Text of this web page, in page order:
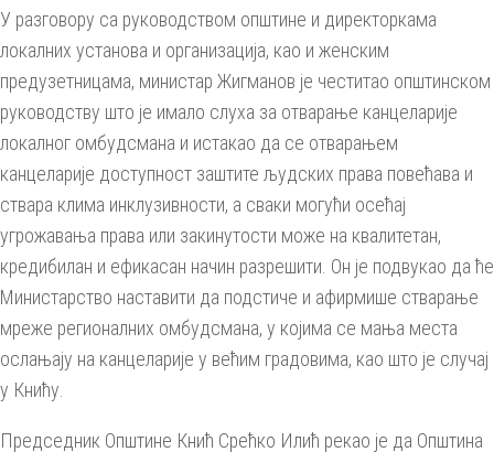
У разговору са руководством општине и директоркама
локалних установа и организација, као и женским
предузетницама, министар Жигманов је честитао општинском
руководству што је имало слуха за отварање канцеларије
локалног омбудсмана и истакао да се отварањем
канцеларије доступност заштите људских права повећава и
ствара клима инклузивности, а сваки могући осећај
угрожавања права или закинутости може на квалитетан,
кредибилан и ефикасан начин разрешити. Он је подвукао да ће
Министарство наставити да подстиче и афирмише стварање
мреже регионалних омбудсмана, у којима се мања места
ослањају на канцеларије у већим градовима, као што је случај
у Книћу.
Председник Општине Кнић Срећко Илић рекао је да Општина